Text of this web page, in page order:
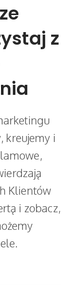
z
kreujemy i
Klientów
i zobacz,